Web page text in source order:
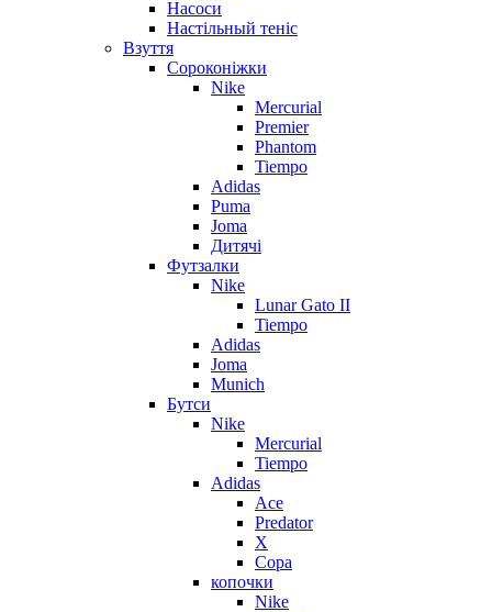
Насоси
Настільный теніс
Взуття
Сороконіжки
Nike
Mercurial
Premier
Phantom
Tiempo
Adidas
Puma
Joma
Дитячі
Футзалки
Nike
Lunar Gato II
Tiempo
Adidas
Joma
Munich
Бутси
Nike
Mercurial
Tiempo
Adidas
Ace
Predator
X
Copa
копочки
Nike